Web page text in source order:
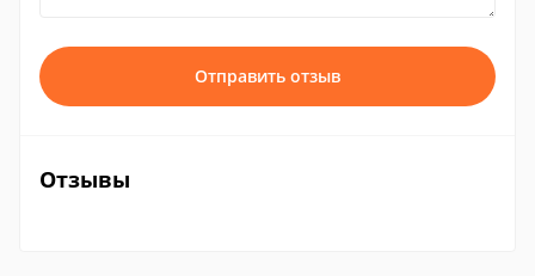
Отправить отзыв
Отзывы